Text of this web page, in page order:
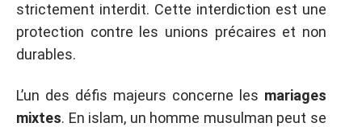
strictement interdit. Cette interdiction est une
protection contre les unions précaires et non
durables.
L’un des défis majeurs concerne les mariages
mixtes. En islam, un homme musulman peut se